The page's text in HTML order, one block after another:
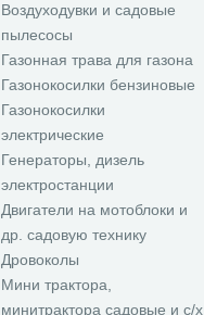
Воздуходувки и садовые
пылесосы
Газонная трава для газона
Газонокосилки бензиновые
Газонокосилки
электрические
Генераторы, дизель
электростанции
Двигатели на мотоблоки и
др. садовую технику
Дровоколы
Мини трактора,
минитрактора садовые и с/х